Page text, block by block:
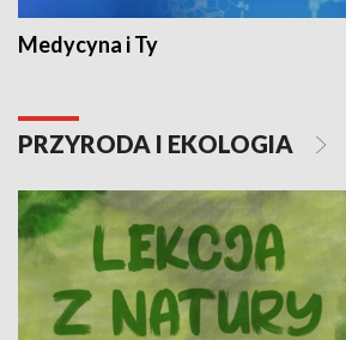
Medycyna i Ty
PRZYRODA I EKOLOGIA